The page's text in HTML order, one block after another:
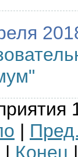
| Пред.
| Конец |